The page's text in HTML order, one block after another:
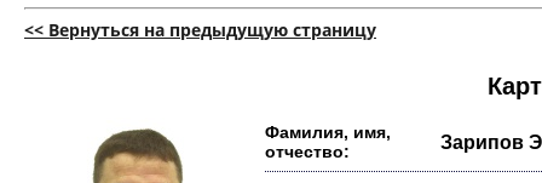
<< Вернуться на предыдущую страницу
Фамилия, имя,
отчество:
Зарипов